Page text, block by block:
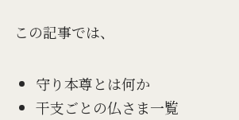
この記事では、
守り本尊とは何か
干支ごとの仏さま一覧